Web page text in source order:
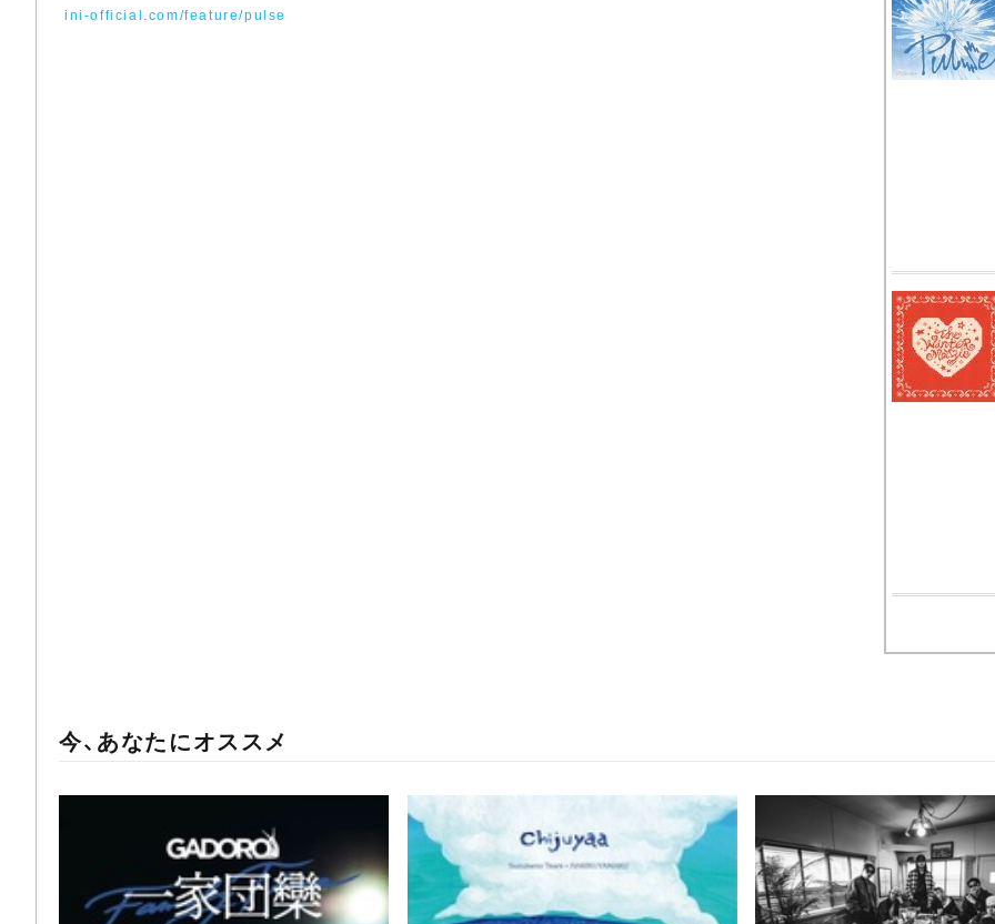
ini-official.com/feature/pulse
今、あなたにオススメ